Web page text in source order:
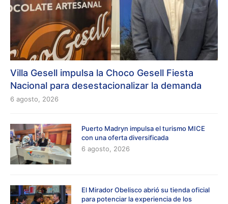
Villa Gesell impulsa la Choco Gesell Fiesta
Nacional para desestacionalizar la demanda
6 agosto, 2026
Puerto Madryn impulsa el turismo MICE
con una oferta diversificada
6 agosto, 2026
El Mirador Obelisco abrió su tienda oficial
para potenciar la experiencia de los